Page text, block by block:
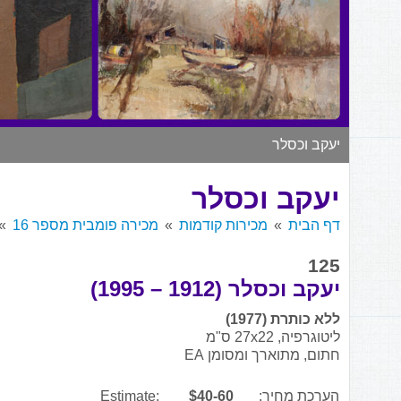
יעקב וכסלר
יעקב וכסלר
דף הבית מכירות קודמות מכירה פומבית מספר 16
125
יעקב וכסלר (1912 – 1995)
ללא כותרת (1977)
ליטוגרפיה, 27x22 ס"מ
חתום, מתוארך ומסומן EA
הערכת מחיר: $40-60
Estimate: